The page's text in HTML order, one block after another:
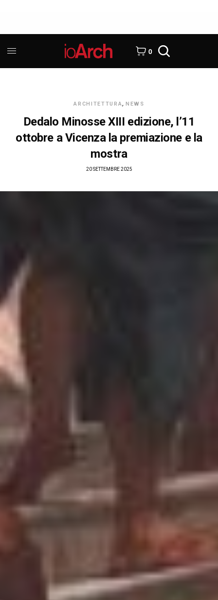
0
ARCHITETTURA, NEWS
Dedalo Minosse XIII edizione, l’11
ottobre a Vicenza la premiazione e la
mostra
20 SETTEMBRE 2025